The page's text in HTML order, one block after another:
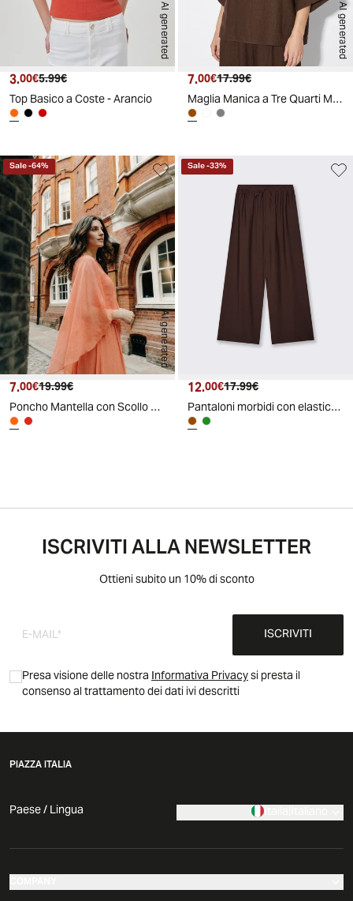
AI generated
Prezzo attuale
3.00€ Prezzo originale
5.99€
Top Basico a Coste - Arancio
AI generated
Prezzo attuale
7.00€ Prezzo originale
17.99€
Maglia Manica a Tre Quarti Morbida - Moro
AI generated
Sale-64%
Prezzo attuale
7.00€ Prezzo originale
19.99€
Poncho Mantella con Scollo a Barca - Pesca
Sale-33%
Prezzo attuale
12.00€ Prezzo originale
17.99€
Pantaloni morbidi con elastico per lei - Moro
ISCRIVITI ALLA NEWSLETTER
Ottieni subito un 10% di sconto
ISCRIVITI
Presa visione delle nostraInformativa Privacysi presta il
consenso al trattamento dei dati ivi descritti
PIAZZA ITALIA
Paese / Lingua Italia|Italiano